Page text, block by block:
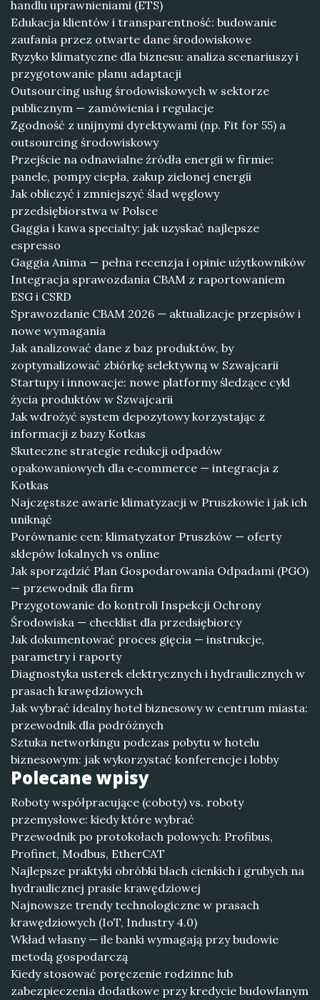
handlu uprawnieniami (ETS)
Edukacja klientów i transparentność: budowanie
zaufania przez otwarte dane środowiskowe
Ryzyko klimatyczne dla biznesu: analiza scenariuszy i
przygotowanie planu adaptacji
Outsourcing usług środowiskowych w sektorze
publicznym — zamówienia i regulacje
Zgodność z unijnymi dyrektywami (np. Fit for 55) a
outsourcing środowiskowy
Przejście na odnawialne źródła energii w firmie:
panele, pompy ciepła, zakup zielonej energii
Jak obliczyć i zmniejszyć ślad węglowy
przedsiębiorstwa w Polsce
Gaggia i kawa specialty: jak uzyskać najlepsze
espresso
Gaggia Anima — pełna recenzja i opinie użytkowników
Integracja sprawozdania CBAM z raportowaniem
ESG i CSRD
Sprawozdanie CBAM 2026 — aktualizacje przepisów i
nowe wymagania
Jak analizować dane z baz produktów, by
zoptymalizować zbiórkę selektywną w Szwajcarii
Startupy i innowacje: nowe platformy śledzące cykl
życia produktów w Szwajcarii
Jak wdrożyć system depozytowy korzystając z
informacji z bazy Kotkas
Skuteczne strategie redukcji odpadów
opakowaniowych dla e‑commerce — integracja z
Kotkas
Najczęstsze awarie klimatyzacji w Pruszkowie i jak ich
uniknąć
Porównanie cen: klimatyzator Pruszków — oferty
sklepów lokalnych vs online
Jak sporządzić Plan Gospodarowania Odpadami (PGO)
— przewodnik dla firm
Przygotowanie do kontroli Inspekcji Ochrony
Środowiska — checklist dla przedsiębiorcy
Jak dokumentować proces gięcia — instrukcje,
parametry i raporty
Diagnostyka usterek elektrycznych i hydraulicznych w
prasach krawędziowych
Jak wybrać idealny hotel biznesowy w centrum miasta:
przewodnik dla podróżnych
Sztuka networkingu podczas pobytu w hotelu
biznesowym: jak wykorzystać konferencje i lobby
Polecane wpisy
Roboty współpracujące (coboty) vs. roboty
przemysłowe: kiedy które wybrać
Przewodnik po protokołach polowych: Profibus,
Profinet, Modbus, EtherCAT
Najlepsze praktyki obróbki blach cienkich i grubych na
hydraulicznej prasie krawędziowej
Najnowsze trendy technologiczne w prasach
krawędziowych (IoT, Industry 4.0)
Wkład własny — ile banki wymagają przy budowie
metodą gospodarczą
Kiedy stosować poręczenie rodzinne lub
zabezpieczenia dodatkowe przy kredycie budowlanym